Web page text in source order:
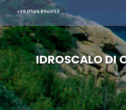
+39 0564 896053
IDROSCALO DI